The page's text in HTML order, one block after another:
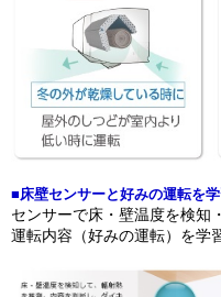
■床壁センサーと好みの運転を
センサーで床・壁温度を検知
運転内容（好みの運転）を学